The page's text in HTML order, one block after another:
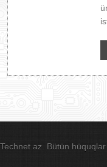
Technet.az. Bütün hüquqlar